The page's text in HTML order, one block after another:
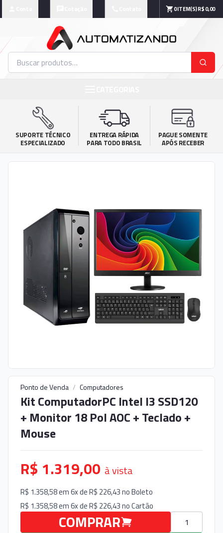
0ITEM(S)R$ 0,00
SUPORTE TÉCNICO
ESPECIALIZADO
ENTREGA RÁPIDA
PARA TODO BRASIL
PAGUE SOMENTE
APÓS RECEBER
Ponto de Venda / Computadores
Kit ComputadorPC Intel I3 SSD120
+ Monitor 18 Pol AOC + Teclado +
Mouse
R$ 1.319,00 à vista
R$ 1.358,58 em 6x de R$ 226,43 noBoleto
R$ 1.358,58 em 6x de R$ 226,43 noCartão
COMPRAR
Quantidade